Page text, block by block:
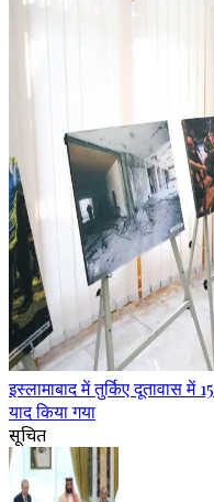
इस्लामाबाद में तुर्किए दूतावास
याद किया गया
सूचित